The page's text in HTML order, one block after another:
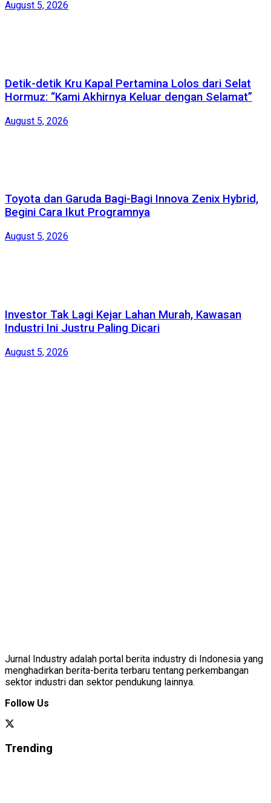
August 5, 2026
Detik-detik Kru Kapal Pertamina Lolos dari Selat
Hormuz: “Kami Akhirnya Keluar dengan Selamat”
August 5, 2026
Toyota dan Garuda Bagi-Bagi Innova Zenix Hybrid,
Begini Cara Ikut Programnya
August 5, 2026
Investor Tak Lagi Kejar Lahan Murah, Kawasan
Industri Ini Justru Paling Dicari
August 5, 2026
Jurnal Industry adalah portal berita industry di Indonesia yang
menghadirkan berita-berita terbaru tentang perkembangan
sektor industri dan sektor pendukung lainnya.
Follow Us
Trending